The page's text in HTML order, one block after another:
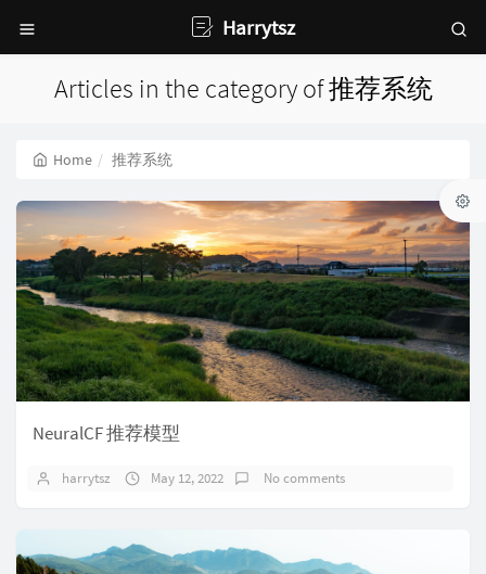
Harrytsz
Articles in the category of 推荐系统
Home 推荐系统
NeuralCF 推荐模型
harrytsz May 12, 2022 No comments